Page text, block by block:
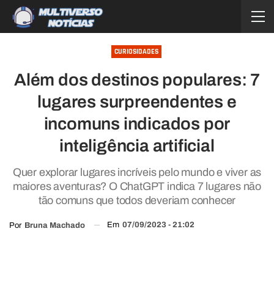
CURIOSIDADES
Além dos destinos populares: 7
lugares surpreendentes e
incomuns indicados por
inteligência artificial
Quer explorar lugares incríveis pelo mundo e viver as
maiores aventuras? O ChatGPT indica 7 lugares não
tão comuns que todos deveriam conhecer
Por Bruna Machado Em 07/09/2023 - 21:02